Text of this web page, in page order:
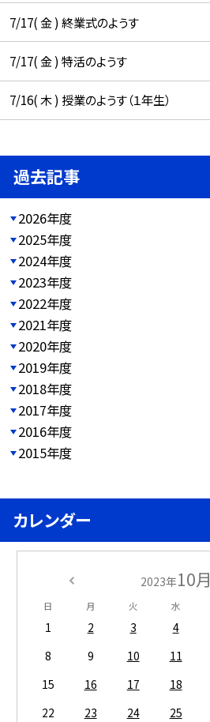
7/17( 金 ) 終業式のようす
7/17( 金 ) 特活のようす
7/16( 木 ) 授業のようす（１年生）
過去記事
2026年度
2025年度
2024年度
2023年度
2022年度
2021年度
2020年度
2019年度
2018年度
2017年度
2016年度
2015年度
カレンダー
2023年10月
日 月 火 水
1 2 3 4
8
9 10 11
15
16 17 18
22
23 24 25